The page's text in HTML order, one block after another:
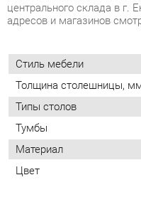
Толщина столешницы, мм
Тумбы
Материал
Цвет
ОТЗЫВЫ
Пока нет отзывов,